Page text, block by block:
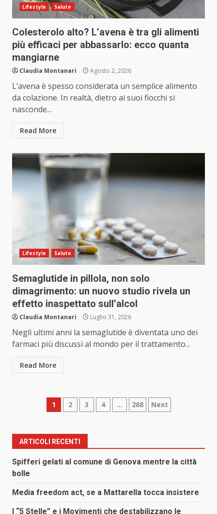
Lifestyle Salute
Colesterolo alto? L’avena è tra gli alimenti
più efficaci per abbassarlo: ecco quanta
mangiarne
Claudia Montanari Agosto 2, 2026
L’avena è spesso considerata un semplice alimento
da colazione. In realtà, dietro ai suoi fiocchi si
nasconde...
Read More
Lifestyle Salute
Semaglutide in pillola, non solo
dimagrimento: un nuovo studio rivela un
effetto inaspettato sull’alcol
Claudia Montanari Luglio 31, 2026
Negli ultimi anni la semaglutide è diventata uno dei
farmaci più discussi al mondo per il trattamento...
Read More
Paginazione
articoli
1 2 3 4 … 268 Next
ARTICOLI RECENTI
Spifferi gelati al comune di Genova mentre la città
bolle
Media freedom act, se a Mattarella tocca insistere
I “5 Stelle” e i Movimenti che destabilizzano le